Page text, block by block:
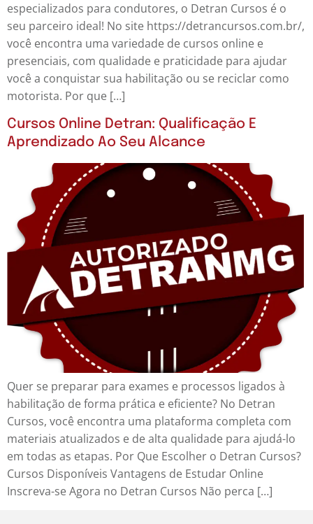
especializados para condutores, o Detran Cursos é o
seu parceiro ideal! No site https://detrancursos.com.br/,
você encontra uma variedade de cursos online e
presenciais, com qualidade e praticidade para ajudar
você a conquistar sua habilitação ou se reciclar como
motorista. Por que […]
Cursos Online Detran: Qualificação E
Aprendizado Ao Seu Alcance
Quer se preparar para exames e processos ligados à
habilitação de forma prática e eficiente? No Detran
Cursos, você encontra uma plataforma completa com
materiais atualizados e de alta qualidade para ajudá-lo
em todas as etapas. Por Que Escolher o Detran Cursos?
Cursos Disponíveis Vantagens de Estudar Online
Inscreva-se Agora no Detran Cursos Não perca […]